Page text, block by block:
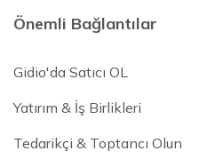
Önemli Bağlantılar
Gidio'da Satıcı OL
Yatırım & İş Birlikleri
Tedarikçi & Toptancı Olun